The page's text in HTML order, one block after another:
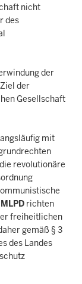
nicht
des
der
der
Gesellschaft
mit
revolutionäre
MLPD richten
freiheitlichen
gemäß § 3
des Landes